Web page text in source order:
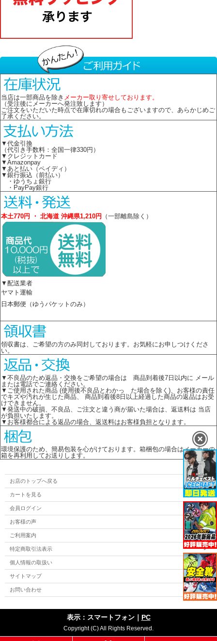
当店は一部商品を除き メーカー取り寄せしております。
（受注後にメーカーへ発注致します）
ご注文をいただいた時点で在庫切れの場合もございますので、あらかじめご
了承ください。
▼代金引換
（代引き手数料：全国一律330円）
▼クレジットカード
▼Amazonpay
▼あと払い（ペイディ）
▼銀行振込（前払い）
・ゆうちょ銀行
・PayPay銀行
本土770円 ・ 北海道 沖縄県1,210円 （一部離島除く）
▼配送業者
ヤマト運輸
日本郵便（ゆうパケットのみ）
領収書は、ご希望の方のみ同封しております。お気軽にお申しつけくださ
い。
▼不良品のため返品・交換をご希望の場合は 商品到着後7日以内に メール
または電話でご連絡ください。
▼ご使用された商品 (使用後不良品とわかっ た場合を除く)、お客様の責任
でキズや汚れが生じた商品、 商品到着後8日以上経過した商品の返品はお受
けできません。
▼発送中の破損、不良品、ご注文と違う商が届いた場合は、返送料は 当店
が負担いたします。
▼お客様都合による返品の場合、返送料はお客様負担となります。
環境保護のため、簡易包装を心がけております。箱梱包の場合はメーカーの
箱を再利用してお送りします。
お店のトップへ戻る
カートを見る
会員ログイン
お客様の声
ご利用案内
特定商取引法表示
個人情報の取扱い
サイトマップ
お問い合わせ
表示：スマートフォン｜ PC
Copyright (C) All Rights Reserved.